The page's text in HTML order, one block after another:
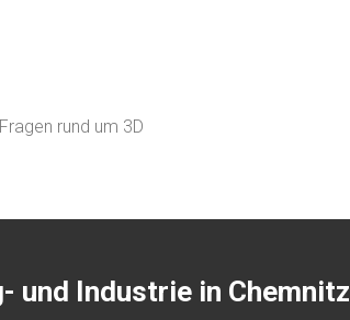
rund um 3D
und Industrie in Chemnitz